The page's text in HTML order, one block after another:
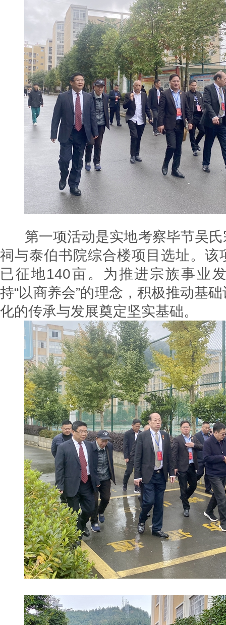
第一项活动是实地考察毕节吴氏
祠与泰伯书院综合楼项目选址。该
已征地140亩。为推进宗族事业
持“以商养会”的理念，积极推动基
化的传承与发展奠定坚实基础。